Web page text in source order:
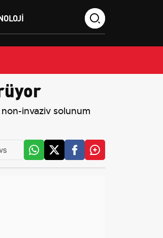
non-invaziv solunum